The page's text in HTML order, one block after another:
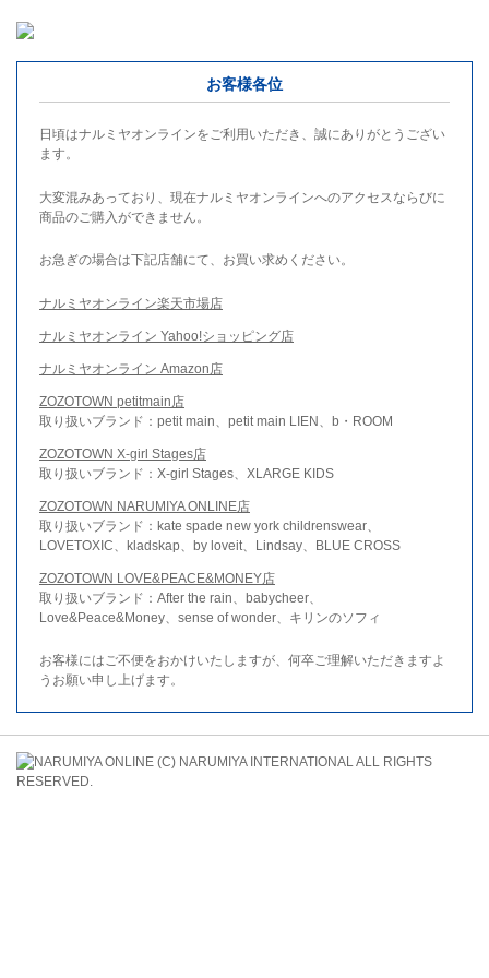
お客様各位
日頃はナルミヤオンラインをご利用いただき、誠にありがとうござい
ます。
大変混みあっており、現在ナルミヤオンラインへのアクセスならびに
商品のご購入ができません。
お急ぎの場合は下記店舗にて、お買い求めください。
ナルミヤオンライン楽天市場店
ナルミヤオンライン Yahoo!ショッピング店
ナルミヤオンライン Amazon店
ZOZOTOWN petitmain店
取り扱いブランド：petit main、petit main LIEN、b・ROOM
ZOZOTOWN X-girl Stages店
取り扱いブランド：X-girl Stages、XLARGE KIDS
ZOZOTOWN NARUMIYA ONLINE店
取り扱いブランド：kate spade new york childrenswear、
LOVETOXIC、kladskap、by loveit、Lindsay、BLUE CROSS
ZOZOTOWN LOVE&PEACE&MONEY店
取り扱いブランド：After the rain、babycheer、
Love&Peace&Money、sense of wonder、キリンのソフィ
お客様にはご不便をおかけいたしますが、何卒ご理解いただきますよ
うお願い申し上げます。